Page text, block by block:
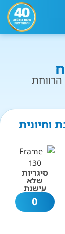
וחיונית
סיגריות
שלא
עישנת
0